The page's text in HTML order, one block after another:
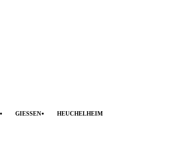
GIESSEN HEUCHELHEIM